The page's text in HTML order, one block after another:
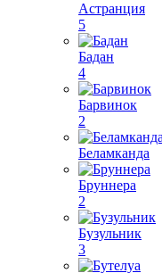
Астранция
5
Бадан
4
Барвинок
2
Беламканда
Бруннера
2
Бузульник
3